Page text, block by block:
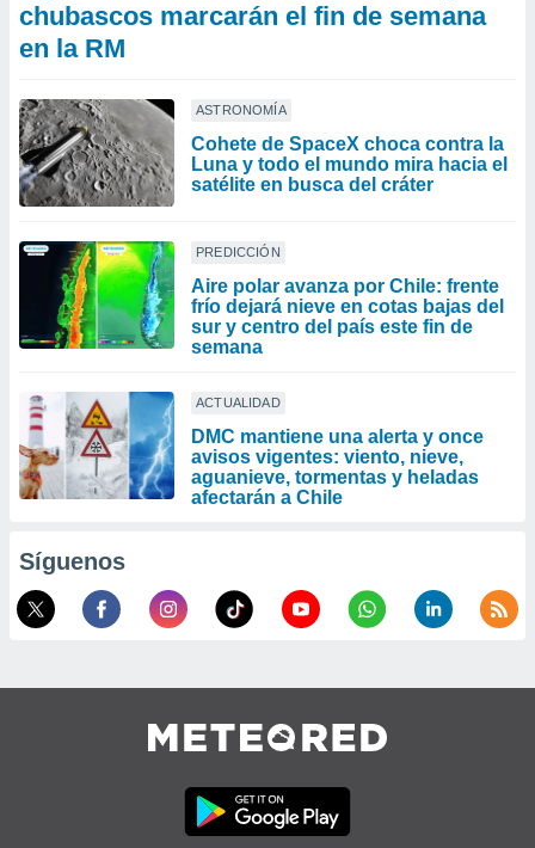
chubascos marcarán el fin de semana
en la RM
ASTRONOMÍA
Cohete de SpaceX choca contra la
Luna y todo el mundo mira hacia el
satélite en busca del cráter
PREDICCIÓN
Aire polar avanza por Chile: frente
frío dejará nieve en cotas bajas del
sur y centro del país este fin de
semana
ACTUALIDAD
DMC mantiene una alerta y once
avisos vigentes: viento, nieve,
aguanieve, tormentas y heladas
afectarán a Chile
Síguenos